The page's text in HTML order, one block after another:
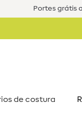
Portes grátis
de costura​